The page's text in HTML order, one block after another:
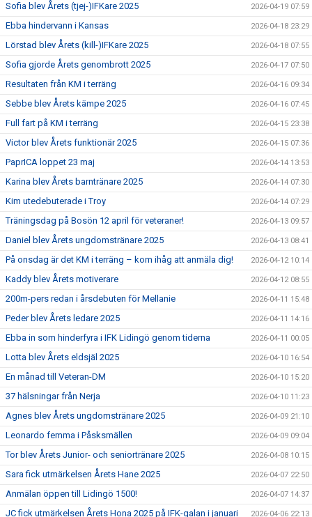
Sofia blev Årets (tjej-)IFKare 2025 2026-04-19 07:59
Ebba hindervann i Kansas 2026-04-18 23:29
Lörstad blev Årets (kill-)IFKare 2025 2026-04-18 07:55
Sofia gjorde Årets genombrott 2025 2026-04-17 07:50
Resultaten från KM i terräng 2026-04-16 09:34
Sebbe blev Årets kämpe 2025 2026-04-16 07:45
Full fart på KM i terräng 2026-04-15 23:38
Victor blev Årets funktionär 2025 2026-04-15 07:36
PaprICA loppet 23 maj 2026-04-14 13:53
Karina blev Årets barntränare 2025 2026-04-14 07:30
Kim utedebuterade i Troy 2026-04-14 07:29
Träningsdag på Bosön 12 april för veteraner! 2026-04-13 09:57
Daniel blev Årets ungdomstränare 2025 2026-04-13 08:41
På onsdag är det KM i terräng – kom ihåg att anmäla dig! 2026-04-12 10:14
Kaddy blev Årets motiverare 2026-04-12 08:55
200m-pers redan i årsdebuten för Mellanie 2026-04-11 15:48
Peder blev Årets ledare 2025 2026-04-11 14:16
Ebba in som hinderfyra i IFK Lidingö genom tiderna 2026-04-11 00:05
Lotta blev Årets eldsjäl 2025 2026-04-10 16:54
En månad till Veteran-DM 2026-04-10 15:20
37 hälsningar från Nerja 2026-04-10 11:23
Agnes blev Årets ungdomstränare 2025 2026-04-09 21:10
Leonardo femma i Påsksmällen 2026-04-09 09:04
Tor blev Årets Junior- och seniortränare 2025 2026-04-08 10:15
Sara fick utmärkelsen Årets Hane 2025 2026-04-07 22:50
Anmälan öppen till Lidingö 1500! 2026-04-07 14:37
JC fick utmärkelsen Årets Hona 2025 på IFK-galan i januari 2026-04-06 22:13